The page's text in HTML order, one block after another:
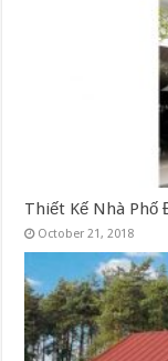
Thiết Kế Nhà
October 21, 2018